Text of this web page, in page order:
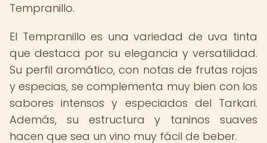
Tempranillo.
El Tempranillo es una variedad de uva tinta
que destaca por su elegancia y versatilidad.
Su perfil aromático, con notas de frutas rojas
y especias, se complementa muy bien con los
sabores intensos y especiados del Tarkari.
Además, su estructura y taninos suaves
hacen que sea un vino muy fácil de beber.